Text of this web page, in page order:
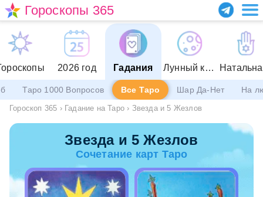
Гороскопы 365
2026 год Гадания Лунный календарь
Таро 1000 Вопросов Все Таро Шар Да-Нет На
Гороскоп 365 › Гадание на Таро › Звезда и 5 Жезлов
Звезда и 5 Жезлов
Сочетание карт Таро